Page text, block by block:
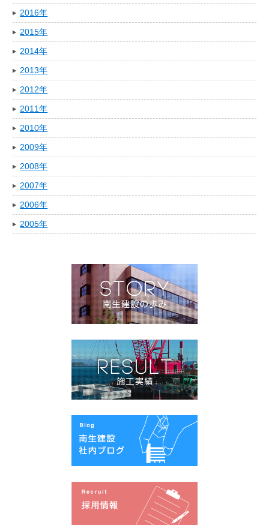
2016年
2015年
2014年
2013年
2012年
2011年
2010年
2009年
2008年
2007年
2006年
2005年